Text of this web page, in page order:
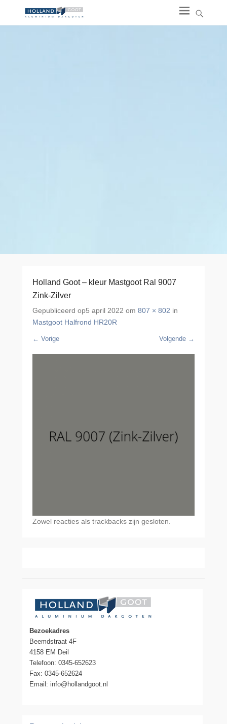
Holland Goot – kleur Mastgoot Ral 9007
Zink-Zilver
Gepubliceerd op5 april 2022 om 807 × 802 in
Mastgoot Halfrond HR20R
← Vorige Volgende →
Zowel reacties als trackbacks zijn gesloten.
Bezoekadres
Beemdstraat 4F
4158 EM Deil
Telefoon: 0345-652623
Fax: 0345-652624
Email: info@hollandgoot.nl